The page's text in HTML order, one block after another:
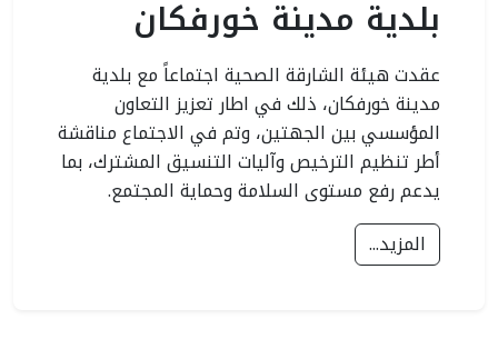
بلدية مدينة خورفكان
عقدت هيئة الشارقة الصحية اجتماعاً مع بلدية
مدينة خورفكان، ذلك في اطار تعزيز التعاون
المؤسسي بين الجهتين، وتم في الاجتماع مناقشة
أطر تنظيم الترخيص وآليات التنسيق المشترك، بما
يدعم رفع مستوى السلامة وحماية المجتمع.
المزيد...